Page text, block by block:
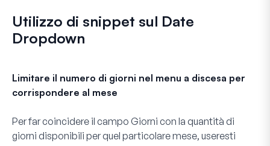
Utilizzo di snippet sul Date
Dropdown
Limitare il numero di giorni nel menu a discesa per
corrispondere al mese
Per far coincidere il campo Giorni con la quantità di
giorni disponibili per quel particolare mese, useresti